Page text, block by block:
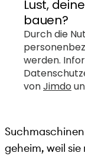
geheim, weil